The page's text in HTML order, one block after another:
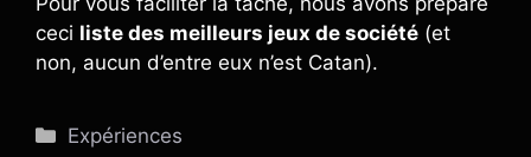
ceci liste des meilleurs jeux de société (et
non, aucun d’entre eux n’est Catan).
Catégories
Expériences